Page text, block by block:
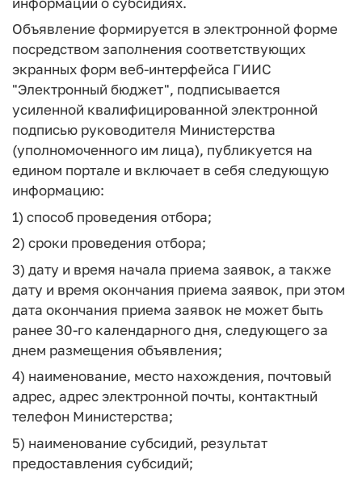
Объявление формируется в электронной форме
посредством заполнения соответствующих
экранных форм веб-интерфейса ГИИС
"Электронный бюджет", подписывается
усиленной квалифицированной электронной
подписью руководителя Министерства
(уполномоченного им лица), публикуется на
едином портале и включает в себя следующую
информацию:
1) способ проведения отбора;
2) сроки проведения отбора;
3) дату и время начала приема заявок, а также
дату и время окончания приема заявок, при этом
дата окончания приема заявок не может быть
ранее 30-го календарного дня, следующего за
днем размещения объявления;
4) наименование, место нахождения, почтовый
адрес, адрес электронной почты, контактный
телефон Министерства;
5) наименование субсидий, результат
предоставления субсидий;